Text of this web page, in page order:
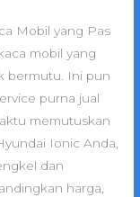
Mobil yang Pas
mobil yang
bermutu. Ini pun
purna jual
memutuskan
Ionic Anda,
dan
harga,